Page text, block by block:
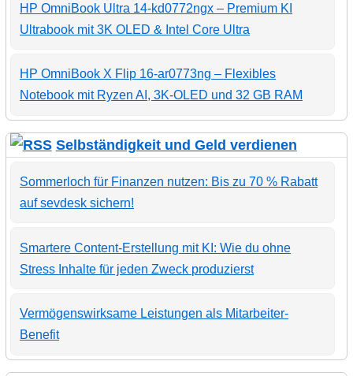
HP OmniBook Ultra 14-kd0772ngx – Premium KI
Ultrabook mit 3K OLED & Intel Core Ultra
HP OmniBook X Flip 16-ar0773ng – Flexibles
Notebook mit Ryzen AI, 3K-OLED und 32 GB RAM
Selbständigkeit und Geld verdienen
Sommerloch für Finanzen nutzen: Bis zu 70 % Rabatt
auf sevdesk sichern!
Smartere Content-Erstellung mit KI: Wie du ohne
Stress Inhalte für jeden Zweck produzierst
Vermögenswirksame Leistungen als Mitarbeiter-
Benefit